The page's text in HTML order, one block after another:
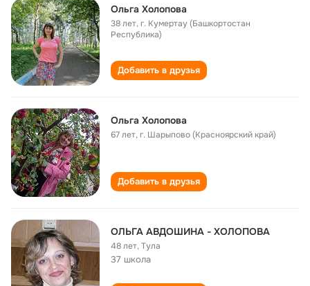
Ольга Холопова
38 лет,г. Кумертау (Башкортостан
Республика)
Добавить в друзья
Ольга Холопова
67 лет,г. Шарыпово (Красноярский край)
Добавить в друзья
ОЛЬГА АВДОШИНА - ХОЛОПОВА
48 лет,Тула
37 школа